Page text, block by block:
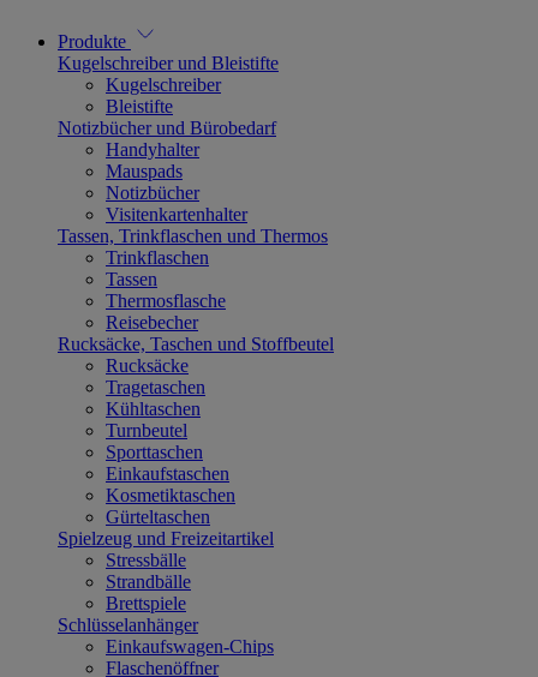
Produkte
Kugelschreiber und Bleistifte
Kugelschreiber
Bleistifte
Notizbücher und Bürobedarf
Handyhalter
Mauspads
Notizbücher
Visitenkartenhalter
Tassen, Trinkflaschen und Thermos
Trinkflaschen
Tassen
Thermosflasche
Reisebecher
Rucksäcke, Taschen und Stoffbeutel
Rucksäcke
Tragetaschen
Kühltaschen
Turnbeutel
Sporttaschen
Einkaufstaschen
Kosmetiktaschen
Gürteltaschen
Spielzeug und Freizeitartikel
Stressbälle
Strandbälle
Brettspiele
Schlüsselanhänger
Einkaufswagen-Chips
Flaschenöffner